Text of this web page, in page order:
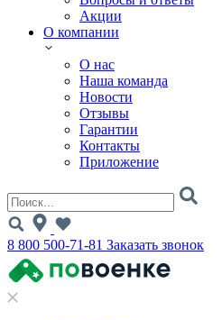
Акции
О компании
О нас
Наша команда
Новости
Отзывы
Гарантии
Контакты
Приложение
8 800 500-71-81 Заказать звонок